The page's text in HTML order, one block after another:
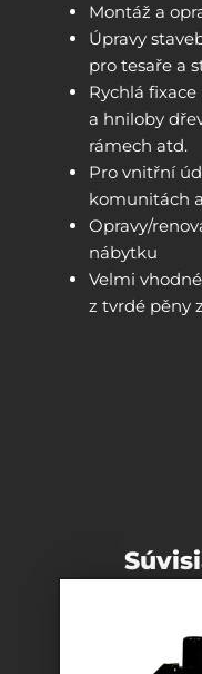
Montáž a
Úpravy
pro tesaře a
Rychlá
a hniloby
rámech atd.
Pro vnitřní
komunitách
Opravy/
nábytku
Velmi
z tvrdé pěny